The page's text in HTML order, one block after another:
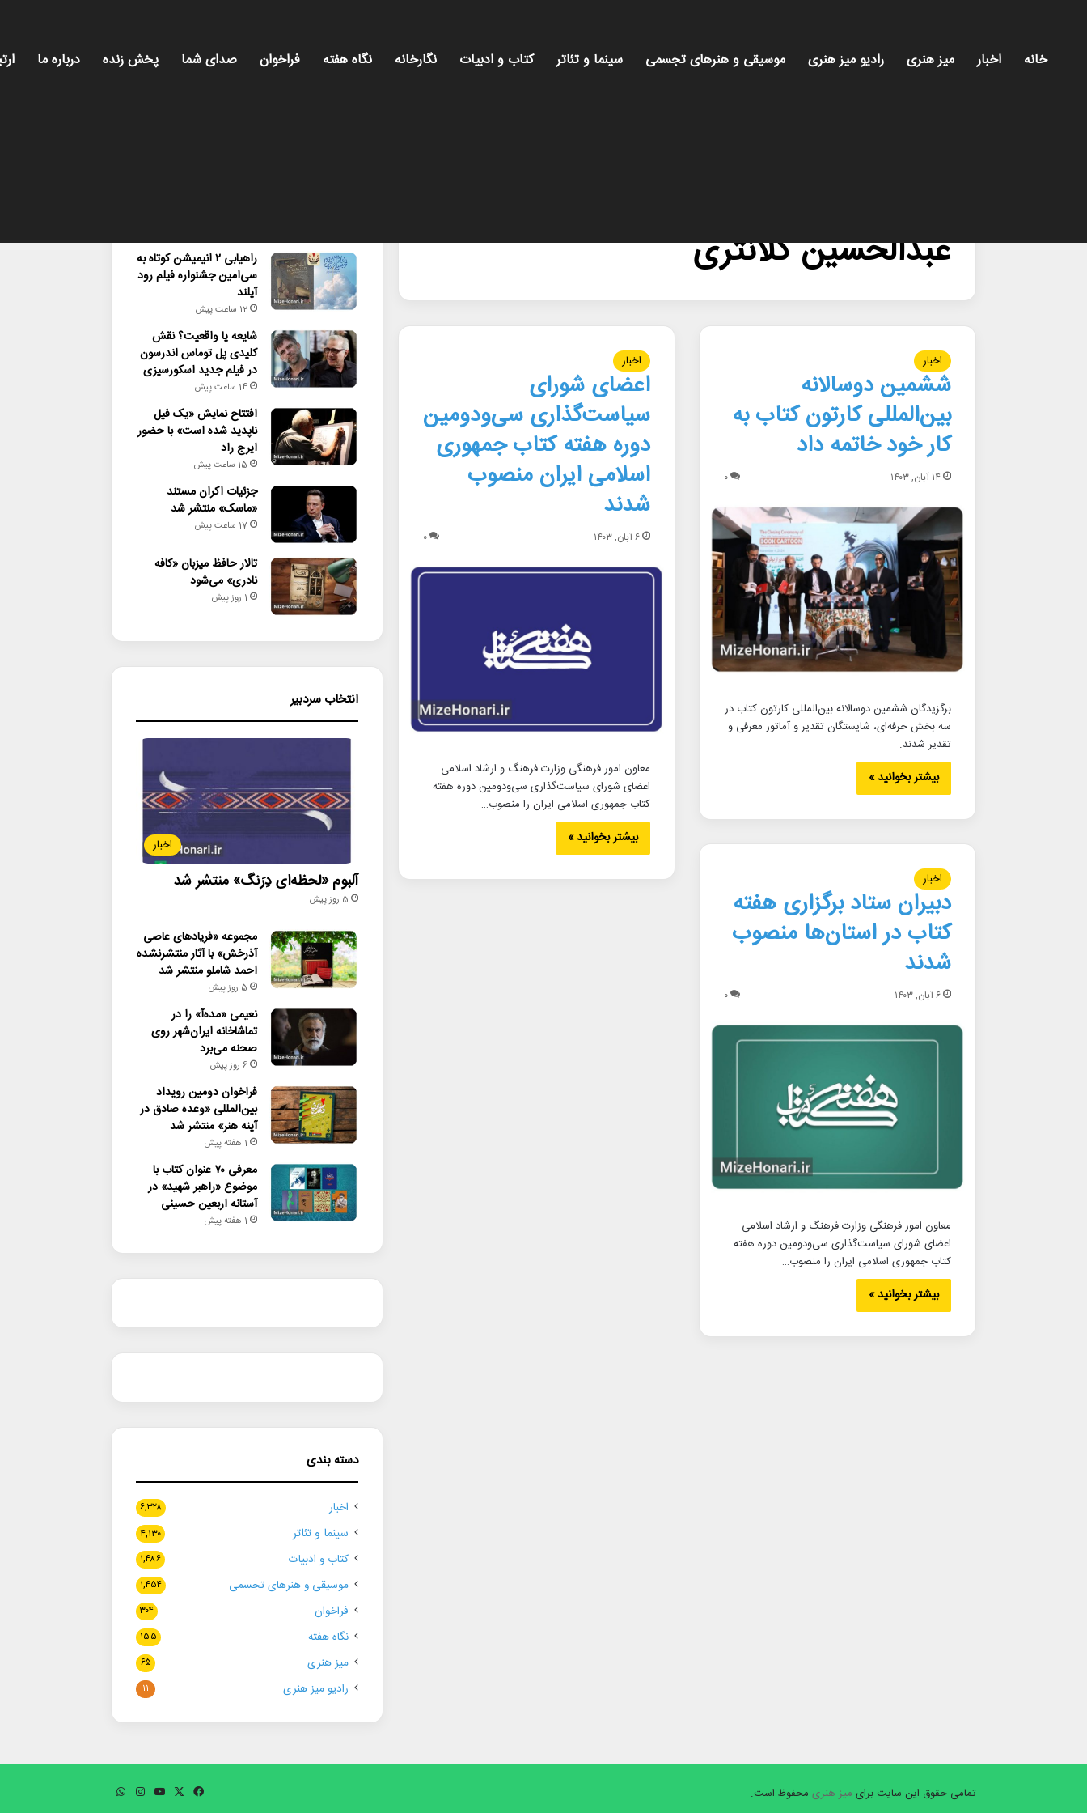
خانه اخبار میز هنری رادیو میز هنری موسیقی و هنرهای تجسمی سینما و تئاتر کتاب و ادبیات نگارخانه نگاه هفته فراخوان صدای شما پخش زنده درباره ما
عبدالحسین کلانتری
اخبار
ششمین دوسالانه
بین‌المللی کارتون کتاب به
کار خود خاتمه داد
۱۴ آبان, ۱۴۰۳ ۰
برگزیدگان ششمین دوسالانه بین‌المللی کارتون کتاب در
سه بخش حرفه‌ای، شایستگان تقدیر و آماتور معرفی و
تقدیر شدند.
بیشتر بخوانید »
اخبار
اعضای شورای
سیاست‌گذاری سی‌ودومین
دوره هفته کتاب جمهوری
اسلامی ایران منصوب
شدند
۶ آبان, ۱۴۰۳ ۰
معاون امور فرهنگی وزارت فرهنگ و ارشاد اسلامی
اعضای شورای سیاست‌گذاری سی‌ودومین دوره هفته
کتاب جمهوری اسلامی ایران را منصوب…
بیشتر بخوانید »
اخبار
دبیران ستاد برگزاری هفته
کتاب در استان‌ها منصوب
شدند
۶ آبان, ۱۴۰۳ ۰
معاون امور فرهنگی وزارت فرهنگ و ارشاد اسلامی
اعضای شورای سیاست‌گذاری سی‌ودومین دوره هفته
کتاب جمهوری اسلامی ایران را منصوب…
بیشتر بخوانید »
راهیابی ۲ انیمیشن کوتاه به
سی‌امین جشنواره فیلم رود
آیلند
12 ساعت پیش
شایعه یا واقعیت؟ نقش
کلیدی پل توماس اندرسون
در فیلم جدید اسکورسیزی
14 ساعت پیش
افتتاح نمایش «یک فیل
ناپدید شده است» با حضور
ایرج راد
15 ساعت پیش
جزئیات اکران مستند
«ماسک» منتشر شد
17 ساعت پیش
تالار حافظ میزبان «کافه
نادری» می‌شود
1 روز پیش
انتخاب سردبیر
اخبار
آلبوم «لحظه‌ای دِرَنگ» منتشر شد
5 روز پیش
مجموعه «فریادهای عاصی
آذرخش» با آثار منتشرنشده
احمد شاملو منتشر شد
5 روز پیش
نعیمی «مده‌آ» را در
تماشاخانه ایران‌شهر روی
صحنه می‌برد
6 روز پیش
فراخوان دومین رویداد
بین‌المللی «وعده صادق در
آینه هنر» منتشر شد
1 هفته پیش
معرفی ۷۰ عنوان کتاب با
موضوع «راهبر شهید» در
آستانه اربعین حسینی
1 هفته پیش
دسته بندی
اخبار ۶,۳۲۸
سینما و تئاتر ۴,۱۳۰
کتاب و ادبیات ۱,۴۸۶
موسیقی و هنرهای تجسمی ۱,۴۵۴
فراخوان ۳۰۴
نگاه هفته ۱۵۵
میز هنری ۶۵
رادیو میز هنری ۱۱
تمامی حقوق این سایت برای میز هنری محفوظ است.
فیسبوکایکس یوتیوباینستاگرام